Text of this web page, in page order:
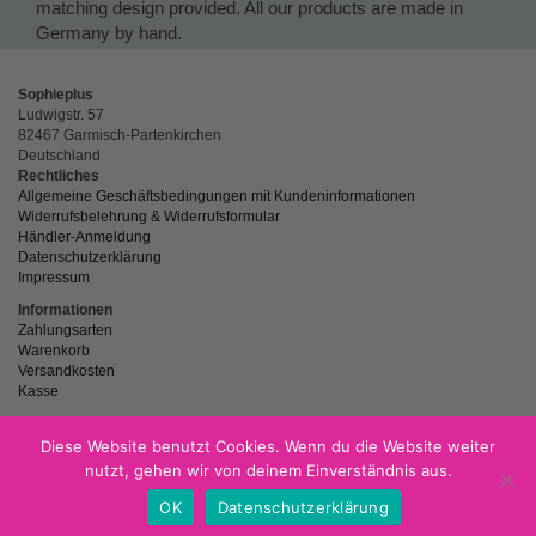
matching design provided. All our products are made in
Germany by hand.
Sophieplus
Ludwigstr. 57
82467 Garmisch-Partenkirchen
Deutschland
Rechtliches
Allgemeine Geschäftsbedingungen mit Kundeninformationen
Widerrufsbelehrung & Widerrufsformular
Händler-Anmeldung
Datenschutzerklärung
Impressum
Informationen
Zahlungsarten
Warenkorb
Versandkosten
Kasse
powered byNetzspitze.de
Diese Website benutzt Cookies. Wenn du die Website weiter
nutzt, gehen wir von deinem Einverständnis aus.
OK
Datenschutzerklärung